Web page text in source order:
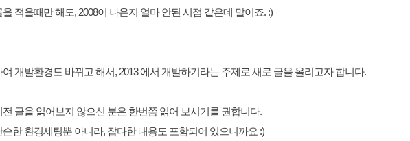
을 적을때만 해도, 2008이 나온지 얼마 안된 시점 같은데 말이죠. :)
여 개발환경도 바뀌고 해서, 2013 에서 개발하기라는 주제로 새로 글을 올리고자 합니다.
전 글을 읽어보지 않으신 분은 한번쯤 읽어 보시기를 권합니다.
순한 환경세팅뿐 아니라, 잡다한 내용도 포함되어 있으니까요 :)